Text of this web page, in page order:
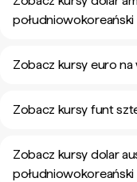
południowokoreański
Zobacz kursy euro
Zobacz kursy funt
Zobacz kursy dolar
południowokoreański